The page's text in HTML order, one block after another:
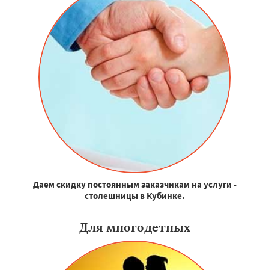
Даем скидку постоянным заказчикам на услуги -
столешницы в Кубинке.
Для многодетных